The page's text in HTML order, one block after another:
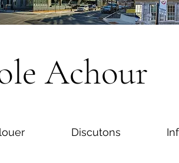
Achour
Discutons